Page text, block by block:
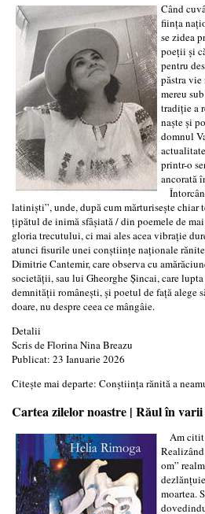
Când
ființa
se zidea
poeții și
pentru
păstra
mereu
tradiție a
naște și
domnul
printr-o
ancorată
latiniști”, unde, după cum mărturisește chiar
țipătul de inimă sfâșiată / din poemele de
gloria trecutului, ci mai ales acea vibrație
atunci fisurile unei conștiințe naționale
Dimitrie Cantemir, care observa cu
societății, sau lui Gheorghe Șincai, care
demnității românești, și poetul de față alege
doare, nu despre ceea ce mângâie.
Detalii
Scris deFlorina Nina Breazu
Publicat: 23 Ianuarie 2026
Citește mai departe: Conștiința rănită a
Cartea zilelor noastre | Răul în
Am citit
om”
moartea.